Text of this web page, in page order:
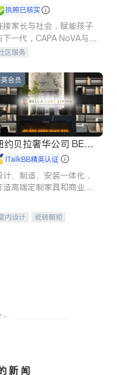
执照已核实
接家长与社会，赋能孩子
下一代，CAPA NoVA与您
手建设包容、公平、充满
区服务
会员
贝拉奢华公司 BELL
LUXE
iTalkBB精英认证
计、制造、安装一体化，
造高端定制家具和商业空
内设计
瓷砖橱柜
新闻